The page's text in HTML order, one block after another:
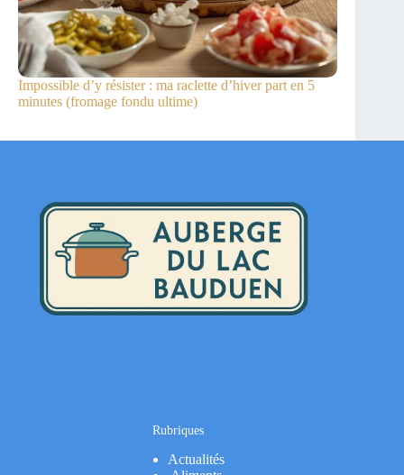
Impossible d’y résister : ma raclette d’hiver part en 5
minutes (fromage fondu ultime)
Rubriques
Actualités